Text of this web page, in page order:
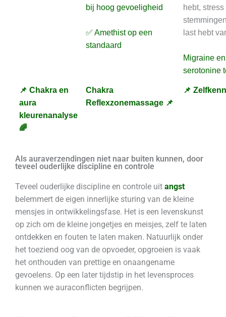
bij hoog gevoeligheid
✅ Amethist op een
standaard
hebt,
last hebt
Migraine
serotonine
📌 Chakra en
aura
kleurenanalyse
🌈
Chakra
Reflexzonemassage 📌
📌
Als auraverzendingen niet naar buiten kunnen, door
teveel ouderlijke discipline en controle
Teveel ouderlijke discipline en controle uit angst
belemmert de eigen innerlijke sturing van de kleine
mensjes in ontwikkelingsfase. Het is een levenskunst
op zich om de kleine jongetjes en meisjes, zelf te laten
ontdekken en fouten te laten maken. Natuurlijk onder
het toeziend oog van de opvoeder, opgroeien is vaak
het onthouden van prettige en onaangename
gevoelens. Op een later tijdstip in het levensproces
kunnen we auraconflicten begrijpen.